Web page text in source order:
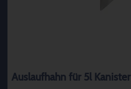
Auslaufhahn für 5l Kanister